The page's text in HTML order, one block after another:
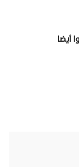
أيضا